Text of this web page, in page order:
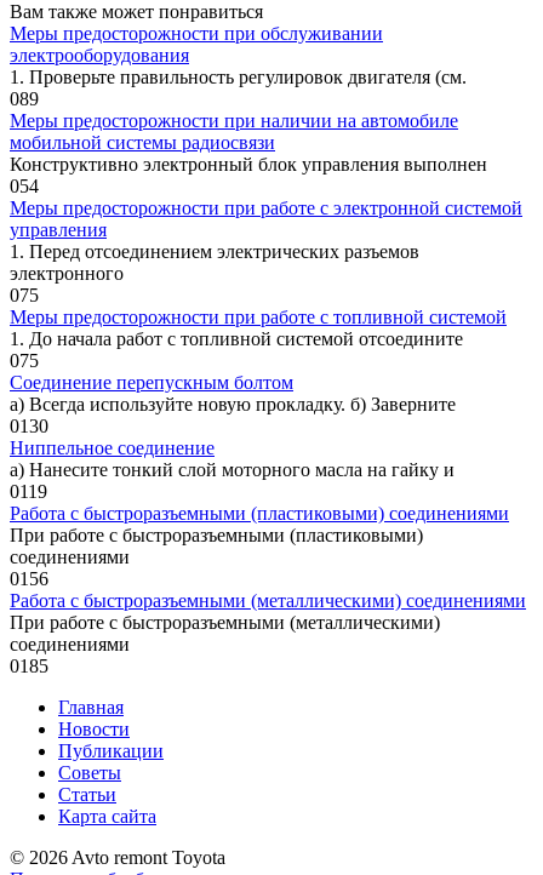
Вам также может понравиться
Меры предосторожности при обслуживании
электрооборудования
1. Проверьте правильность регулиро­вок двигателя (см.
089
Меры предосторожности при наличии на автомобиле
мобильной системы радиосвязи
Конструктивно электронный блок управления выполнен
054
Меры предосторожности при работе с электронной системой
управления
1. Перед отсоединением электрических разъемов
электронного
075
Меры предосторожности при работе с топливной системой
1. До начала работ с топливной сис­темой отсоедините
075
Соединение перепускным болтом
а) Всегда используйте новую про­кладку. б) Заверните
0130
Ниппельное соединение
а) Нанесите тонкий слой моторного масла на гайку и
0119
Работа с быстроразъемными (пластиковыми) соединениями
При работе с быстроразъемными (пластиковыми)
соединениями
0156
Работа с быстроразъемными (металлическими) соединениями
При работе с быстроразъемными (металлическими)
соединениями
0185
Главная
Новости
Публикации
Советы
Статьи
Карта сайта
© 2026 Avto remont Toyota